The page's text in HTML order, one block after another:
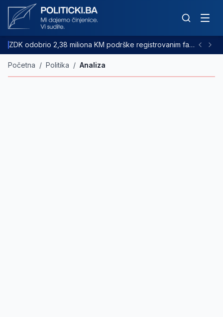
ZDK odobrio 2,38 miliona KM podrške registrovanim farmama goveda
Početna / Politika / Analiza